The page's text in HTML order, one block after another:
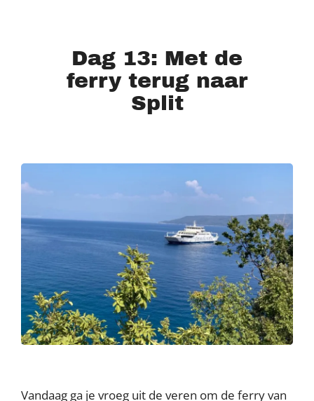
Dag 13: Met de
ferry terug naar
Split
Vandaag ga je vroeg uit de veren om de ferry van